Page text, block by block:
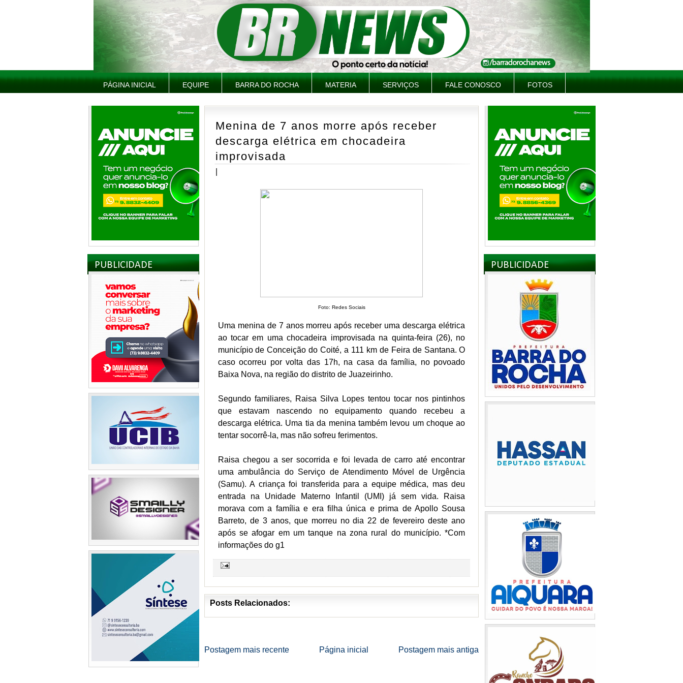
PÁGINA INICIAL EQUIPE BARRA DO ROCHA MATERIA SERVIÇOS FALE CONOSCO FOTOS
PUBLICIDADE
Menina de 7 anos morre após receber
descarga elétrica em chocadeira
improvisada
Foto: Redes Sociais
Uma menina de 7 anos morreu após receber uma descarga elétrica
ao tocar em uma chocadeira improvisada na quinta-feira (26), no
município de Conceição do Coité, a 111 km de Feira de Santana. O
caso ocorreu por volta das 17h, na casa da família, no povoado
Baixa Nova, na região do distrito de Juazeirinho.
Segundo familiares, Raisa Silva Lopes tentou tocar nos pintinhos
que estavam nascendo no equipamento quando recebeu a
descarga elétrica. Uma tia da menina também levou um choque ao
tentar socorrê-la, mas não sofreu ferimentos.
Raisa chegou a ser socorrida e foi levada de carro até encontrar
uma ambulância do Serviço de Atendimento Móvel de Urgência
(Samu). A criança foi transferida para a equipe médica, mas deu
entrada na Unidade Materno Infantil (UMI) já sem vida. Raisa
morava com a família e era filha única e prima de Apollo Sousa
Barreto, de 3 anos, que morreu no dia 22 de fevereiro deste ano
após se afogar em um tanque na zona rural do município. *Com
informações do g1
Posts Relacionados:
Postagem mais recente Postagem mais antiga
Página inicial
PUBLICIDADE